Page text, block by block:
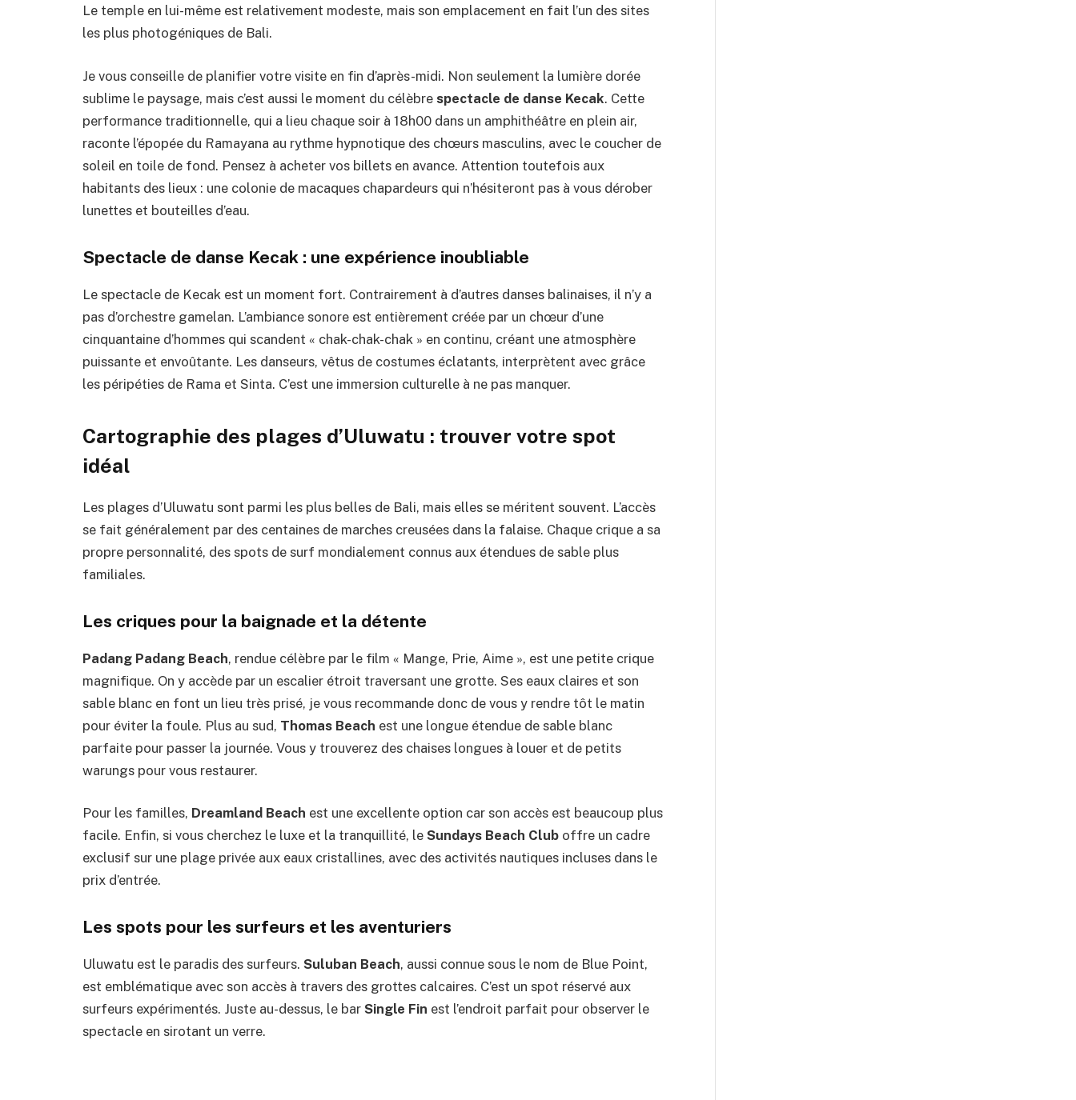
Le temple en lui-même est relativement modeste, mais son emplacement en fait l’un des sites
les plus photogéniques de Bali.
Je vous conseille de planifier votre visite en fin d’après-midi. Non seulement la lumière dorée
sublime le paysage, mais c’est aussi le moment du célèbre spectacle de danse Kecak. Cette
performance traditionnelle, qui a lieu chaque soir à 18h00 dans un amphithéâtre en plein air,
raconte l’épopée du Ramayana au rythme hypnotique des chœurs masculins, avec le coucher de
soleil en toile de fond. Pensez à acheter vos billets en avance. Attention toutefois aux
habitants des lieux : une colonie de macaques chapardeurs qui n’hésiteront pas à vous dérober
lunettes et bouteilles d’eau.
Spectacle de danse Kecak : une expérience inoubliable
Le spectacle de Kecak est un moment fort. Contrairement à d’autres danses balinaises, il n’y a
pas d’orchestre gamelan. L’ambiance sonore est entièrement créée par un chœur d’une
cinquantaine d’hommes qui scandent « chak-chak-chak » en continu, créant une atmosphère
puissante et envoûtante. Les danseurs, vêtus de costumes éclatants, interprètent avec grâce
les péripéties de Rama et Sinta. C’est une immersion culturelle à ne pas manquer.
Cartographie des plages d’Uluwatu : trouver votre spot
idéal
Les plages d’Uluwatu sont parmi les plus belles de Bali, mais elles se méritent souvent. L’accès
se fait généralement par des centaines de marches creusées dans la falaise. Chaque crique a sa
propre personnalité, des spots de surf mondialement connus aux étendues de sable plus
familiales.
Les criques pour la baignade et la détente
Padang Padang Beach, rendue célèbre par le film « Mange, Prie, Aime », est une petite crique
magnifique. On y accède par un escalier étroit traversant une grotte. Ses eaux claires et son
sable blanc en font un lieu très prisé, je vous recommande donc de vous y rendre tôt le matin
pour éviter la foule. Plus au sud, Thomas Beach est une longue étendue de sable blanc
parfaite pour passer la journée. Vous y trouverez des chaises longues à louer et de petits
warungs pour vous restaurer.
Pour les familles, Dreamland Beach est une excellente option car son accès est beaucoup plus
facile. Enfin, si vous cherchez le luxe et la tranquillité, le Sundays Beach Club offre un cadre
exclusif sur une plage privée aux eaux cristallines, avec des activités nautiques incluses dans le
prix d’entrée.
Les spots pour les surfeurs et les aventuriers
Uluwatu est le paradis des surfeurs. Suluban Beach, aussi connue sous le nom de Blue Point,
est emblématique avec son accès à travers des grottes calcaires. C’est un spot réservé aux
surfeurs expérimentés. Juste au-dessus, le bar Single Fin est l’endroit parfait pour observer le
spectacle en sirotant un verre.